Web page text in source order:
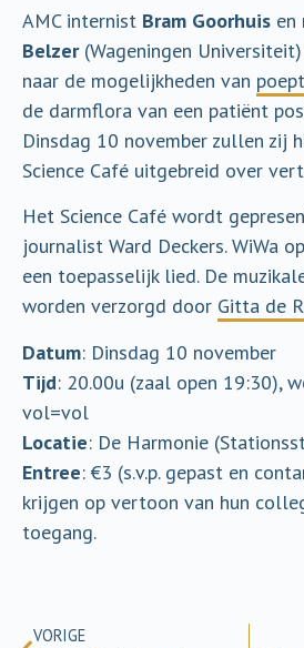
AMC internist Bram Goorhuis en
Belzer(Wageningen
naar de mogelijkheden van
de darmflora van een patiënt
Dinsdag 10 november zullen zij
Science Café uitgebreid over
Het Science Café wordt
journalist Ward Deckers. WiWa
een toepasselijk lied. De
worden verzorgd door Gitta de
Datum: Dinsdag 10 november
Tijd: 20.00u (zaal open 19:30),
vol=vol
Locatie: De Harmonie
Entree: €3 (s.v.p. gepast en
krijgen op vertoon van hun
toegang.
VORIGE